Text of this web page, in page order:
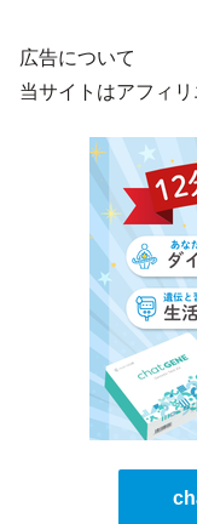
広告について
当サイトはアフィ